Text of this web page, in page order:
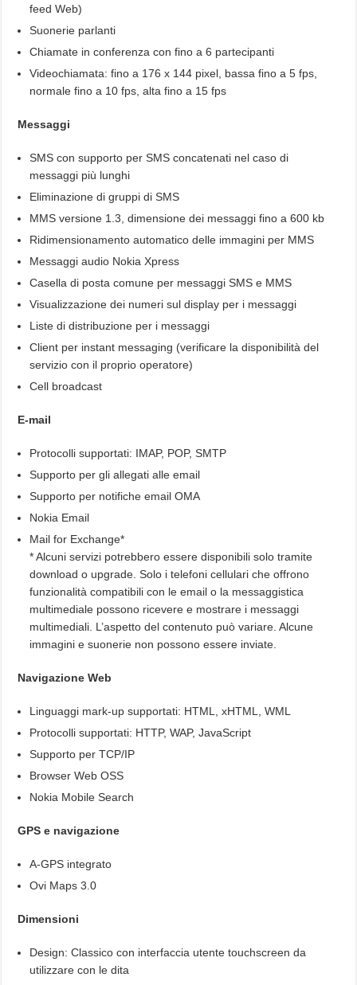
feed Web)
Suonerie parlanti
Chiamate in conferenza con fino a 6 partecipanti
Videochiamata: fino a 176 x 144 pixel, bassa fino a 5 fps,
normale fino a 10 fps, alta fino a 15 fps
Messaggi
SMS con supporto per SMS concatenati nel caso di
messaggi più lunghi
Eliminazione di gruppi di SMS
MMS versione 1.3, dimensione dei messaggi fino a 600 kb
Ridimensionamento automatico delle immagini per MMS
Messaggi audio Nokia Xpress
Casella di posta comune per messaggi SMS e MMS
Visualizzazione dei numeri sul display per i messaggi
Liste di distribuzione per i messaggi
Client per instant messaging (verificare la disponibilità del
servizio con il proprio operatore)
Cell broadcast
E-mail
Protocolli supportati: IMAP, POP, SMTP
Supporto per gli allegati alle email
Supporto per notifiche email OMA
Nokia Email
Mail for Exchange*
* Alcuni servizi potrebbero essere disponibili solo tramite
download o upgrade. Solo i telefoni cellulari che offrono
funzionalità compatibili con le email o la messaggistica
multimediale possono ricevere e mostrare i messaggi
multimediali. L’aspetto del contenuto può variare. Alcune
immagini e suonerie non possono essere inviate.
Navigazione Web
Linguaggi mark-up supportati: HTML, xHTML, WML
Protocolli supportati: HTTP, WAP, JavaScript
Supporto per TCP/IP
Browser Web OSS
Nokia Mobile Search
GPS e navigazione
A-GPS integrato
Ovi Maps 3.0
Dimensioni
Design: Classico con interfaccia utente touchscreen da
utilizzare con le dita